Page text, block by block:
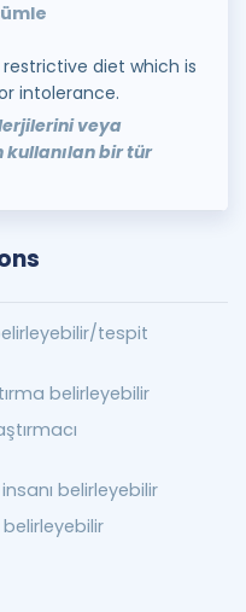
diet which is
intolerance.
veya
kullanılan bir tür
tespit
belirleyebilir
belirleyebilir